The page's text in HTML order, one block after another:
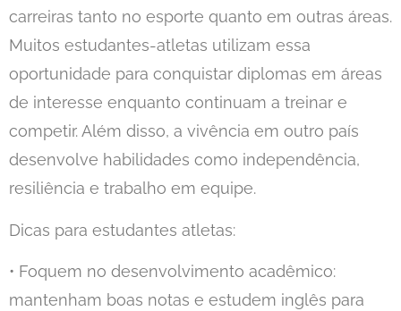
carreiras tanto no esporte quanto em outras áreas.
Muitos estudantes-atletas utilizam essa
oportunidade para conquistar diplomas em áreas
de interesse enquanto continuam a treinar e
competir. Além disso, a vivência em outro país
desenvolve habilidades como independência,
resiliência e trabalho em equipe.
Dicas para estudantes atletas:
• Foquem no desenvolvimento acadêmico:
mantenham boas notas e estudem inglês para